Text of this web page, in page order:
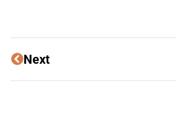
Next